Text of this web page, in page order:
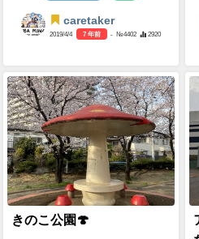
caretaker
2019/4/4 7 年前 - №4402 2920
きのこ公園🍄